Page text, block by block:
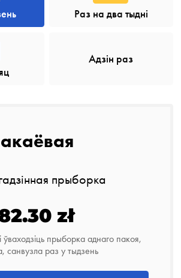
Раз на два тыдні
Адзін раз
прыборка
zł
ўваходзіць прыборка аднаго пакоя,
санвузла раз у тыдзень